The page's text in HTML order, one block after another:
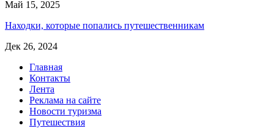
Май 15, 2025
Находки, которые попались путешественникам
Дек 26, 2024
Главная
Контакты
Лента
Реклама на сайте
Новости туризма
Путешествия